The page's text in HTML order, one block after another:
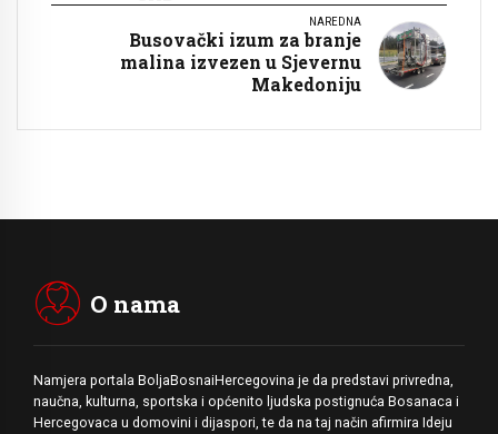
NAREDNA
Busovački izum za branje
malina izvezen u Sjevernu
Makedoniju
O nama
Namjera portala BoljaBosnaiHercegovina je da predstavi privredna,
naučna, kulturna, sportska i općenito ljudska postignuća Bosanaca i
Hercegovaca u domovini i dijaspori, te da na taj način afirmira Ideju